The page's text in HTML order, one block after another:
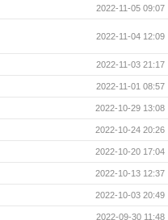
2022-11-05 09:07
2022-11-04 12:09
2022-11-03 21:17
2022-11-01 08:57
2022-10-29 13:08
2022-10-24 20:26
2022-10-20 17:04
2022-10-13 12:37
2022-10-03 20:49
2022-09-30 11:48